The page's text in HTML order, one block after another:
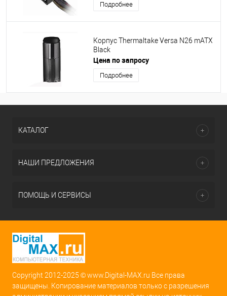
Подробнее
Корпус Thermaltake Versa N26 mATX
Black
Цена по запросу
Подробнее
КАТАЛОГ
НАШИ ПРЕДЛОЖЕНИЯ
ПОМОЩЬ И СЕРВИСЫ
Copyright 2012-2025 © www.Digital-MAX.ru Все права
защищены. Копирование материалов только с разрешения